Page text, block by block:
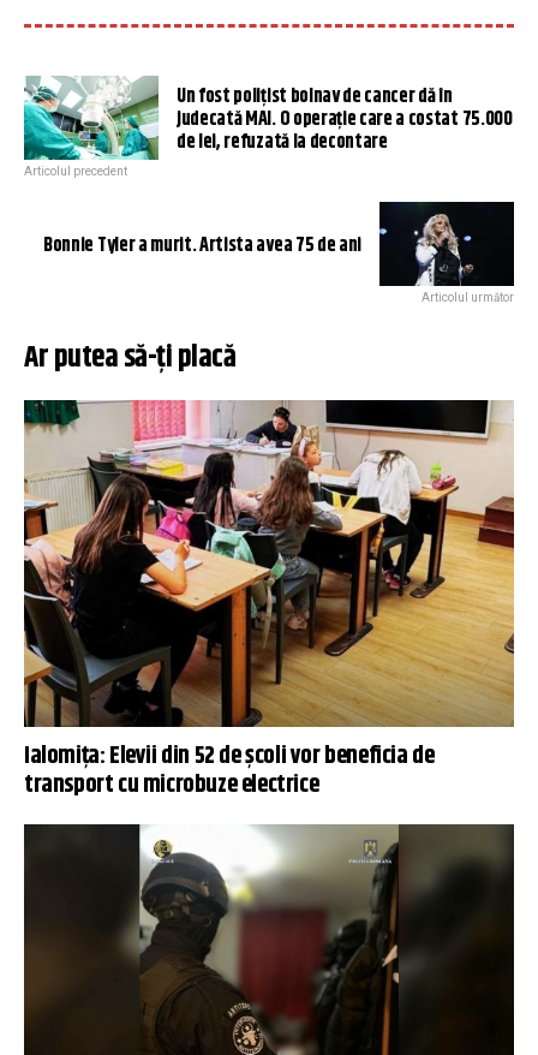
Un fost polițist bolnav de cancer dă în
judecată MAI. O operație care a costat 75.000
de lei, refuzată la decontare
Articolul precedent
Bonnie Tyler a murit. Artista avea 75 de ani
Articolul următor
Ar putea să-ți placă
Ialomița: Elevii din 52 de şcoli vor beneficia de
transport cu microbuze electrice